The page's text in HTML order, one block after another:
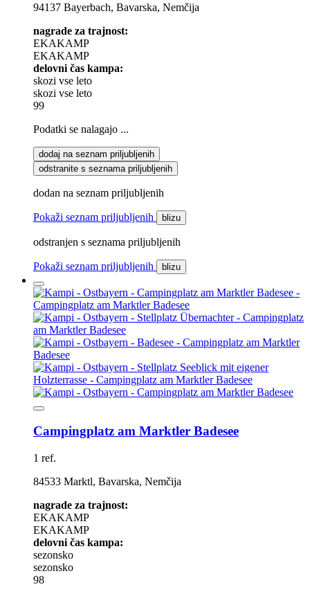
94137 Bayerbach, Bavarska, Nemčija
nagrade za trajnost:
EKAKAMP
EKAKAMP
delovni čas kampa:
skozi vse leto
skozi vse leto
99
Podatki se nalagajo ...
dodaj na seznam priljubljenih
odstranite s seznama priljubljenih
dodan na seznam priljubljenih
Pokaži seznam priljubljenih blizu
odstranjen s seznama priljubljenih
Pokaži seznam priljubljenih blizu
Campingplatz am Marktler Badesee
1 ref.
84533 Marktl, Bavarska, Nemčija
nagrade za trajnost:
EKAKAMP
EKAKAMP
delovni čas kampa:
sezonsko
sezonsko
98